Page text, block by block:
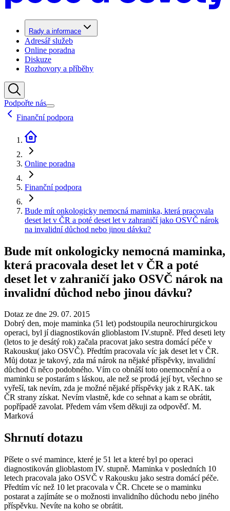
Rady a informace
Adresář služeb
Online poradna
Diskuze
Rozhovory a příběhy
Podpořte nás
Finanční podpora
Online poradna
Finanční podpora
Bude mít onkologicky nemocná maminka, která pracovala
deset let v ČR a poté deset let v zahraničí jako OSVČ nárok
na invalidní důchod nebo jinou dávku?
Bude mít onkologicky nemocná maminka,
která pracovala deset let v ČR a poté
deset let v zahraničí jako OSVČ nárok na
invalidní důchod nebo jinou dávku?
Dotaz ze dne 29. 07. 2015
Dobrý den, moje maminka (51 let) podstoupila neurochirurgickou
operaci, byl jí diagnostikován glioblastom IV.stupně. Před deseti lety
(letos to je desátý rok) začala pracovat jako sestra domácí péče v
Rakousku( jako OSVČ). Předtím pracovala víc jak deset let v ČR.
Můj dotaz je takový, zda má nárok na nějaké příspěvky, invalidní
důchod či něco podobného. Vím co obnáší toto onemocnění a o
maminku se postarám s láskou, ale než se prodá její byt, všechno se
vyřeší, tak nevím, zda je možné nějaké příspěvky jak z RAK. tak
ČR strany získat. Nevím vlastně, kde co sehnat a kam se obrátit,
popřípadě zavolat. Předem vám všem děkuji za odpověď. M.
Marková
Shrnutí dotazu
Píšete o své mamince, které je 51 let a které byl po operaci
diagnostikován glioblastom IV. stupně. Maminka v posledních 10
letech pracovala jako OSVČ v Rakousku jako sestra domácí péče.
Předtím víc než 10 let pracovala v ČR. Chcete se o maminku
postarat a zajímáte se o možnosti invalidního důchodu nebo jiného
příspěvku. Nevíte na koho se obrátit.